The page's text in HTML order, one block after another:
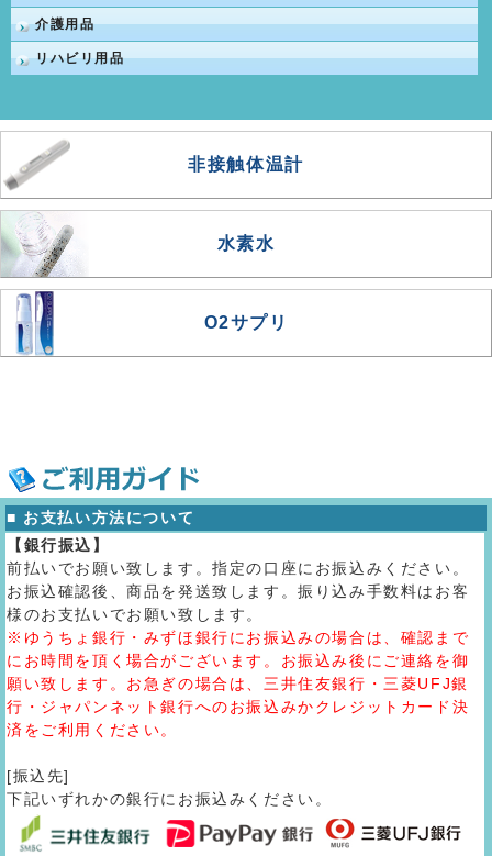
介護用品
リハビリ用品
非接触体温計
水素水
O2サプリ
■ お支払い方法について
【銀行振込】
前払いでお願い致します。指定の口座にお振込みください。
お振込確認後、商品を発送致します。振り込み手数料はお客
様のお支払いでお願い致します。
※ゆうちょ銀行・みずほ銀行にお振込みの場合は、確認まで
にお時間を頂く場合がございます。お振込み後にご連絡を御
願い致します。お急ぎの場合は、三井住友銀行・三菱UFJ銀
行・ジャパンネット銀行へのお振込みかクレジットカード決
済をご利用ください。
[振込先]
下記いずれかの銀行にお振込みください。